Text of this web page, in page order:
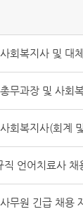
회복지사 및 대
무과장 및 사회
회복지사(회계
언어치료사 채
무원 긴급 채용